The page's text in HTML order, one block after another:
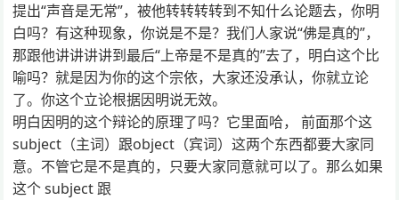
提出“声音是无常”，被他转转转转到不知什么论题去，你明
白吗？有这种现象，你说是不是？我们人家说“佛是真的”，
那跟他讲讲讲讲到最后“上帝是不是真的”去了，明白这个比
喻吗？就是因为你的这个宗依，大家还没承认，你就立论
了。你这个立论根据因明说无效。
明白因明的这个辩论的原理了吗？它里面哈， 前面那个这
subject（主词）跟object（宾词）这两个东西都要大家同
意。不管它是不是真的，只要大家同意就可以了。那么如果
这个 subject 跟